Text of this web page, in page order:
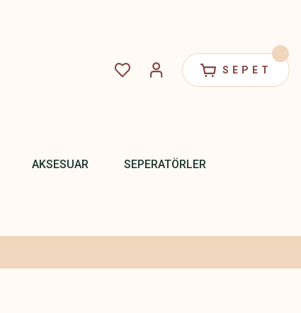
SEPET
AKSESUAR SEPERATÖRLER